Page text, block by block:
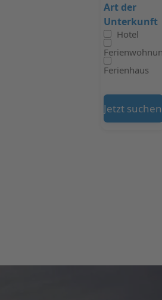
Art der
Unterkunft
Hotel
Ferienhaus
Jetzt